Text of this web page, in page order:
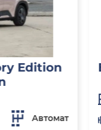
Edition
Автомат